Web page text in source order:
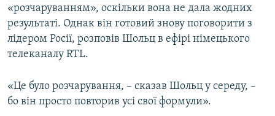
ДОЛУЧАЙСЯ!
Усі сайти RFE/RL
«розчаруванням», оскільки вона не дала жодних
результаті. Однак він готовий знову поговорити з
лідером Росії, розповів Шольц в ефірі німецького
телеканалу RTL.
«Це було розчарування, – сказав Шольц у середу, –
бо він просто повторив усі свої формули».